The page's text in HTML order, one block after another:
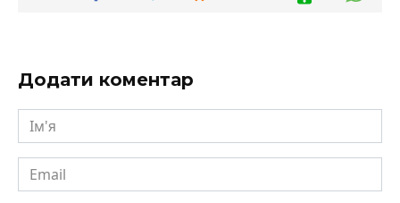
Додати коментар
Ім'я
Email